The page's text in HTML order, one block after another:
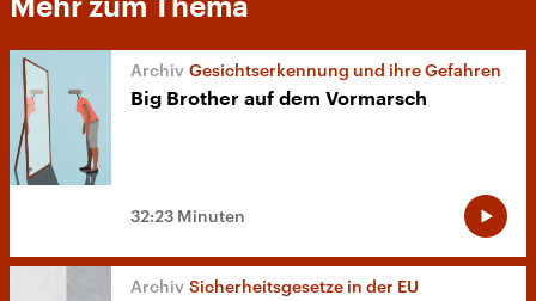
Mehr zum Thema
Gesichtserkennung und ihre Gefahren
Big Brother auf dem Vormarsch
32:23 Minuten
Sicherheitsgesetze in der EU